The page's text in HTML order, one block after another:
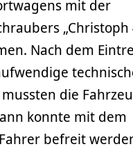
mit der
Nach dem
die
konnte mit dem
befreit